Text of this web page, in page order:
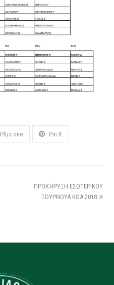
Plus one Pin It
ΠΡΟΚΉΡΥΞΗ ΕΣΩΤΕΡΙΚΟΥ
ΤΟΥΡΝΟΥΑ ΚΟΑ 2018